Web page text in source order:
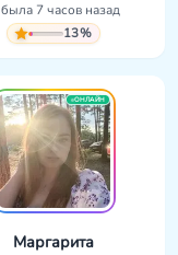
была 7 часов назад
13%
ОНЛАЙН
Маргарита